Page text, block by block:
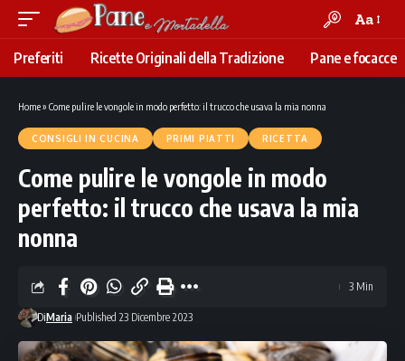
Font
Resizer
Aa
Preferiti Ricette Originali della Tradizione Pane e focacce
Home» Come pulire le vongole in modo perfetto: il trucco che usava la mia nonna
CONSIGLI IN CUCINA PRIMI PIATTI RICETTA
Come pulire le vongole in modo
perfetto: il trucco che usava la mia
nonna
DiMaria Published 23 Dicembre 2023
3 Min